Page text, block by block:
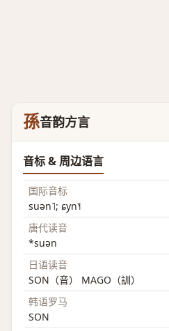
孫音韵方言
音标 & 周边语言
国际音标
suən˥; ɕyn˥˧
唐代读音
*suən
日语读音
SON（音） MAGO（訓）
韩语罗马
SON